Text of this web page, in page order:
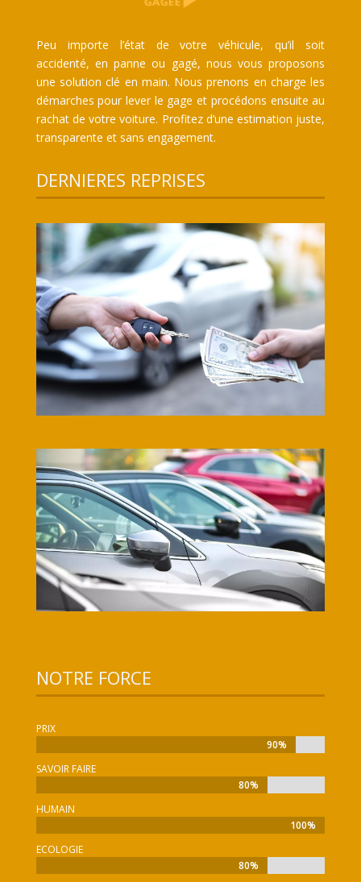
Peu importe l’état de votre véhicule, qu’il soit
accidenté, en panne ou gagé, nous vous proposons
une solution clé en main. Nous prenons en charge les
démarches pour lever le gage et procédons ensuite au
rachat de votre voiture. Profitez d’une estimation juste,
transparente et sans engagement.
DERNIERES REPRISES
NOTRE FORCE
PRIX
90%
90%
SAVOIR FAIRE
80%
80%
HUMAIN
100%
100%
ECOLOGIE
80%
80%